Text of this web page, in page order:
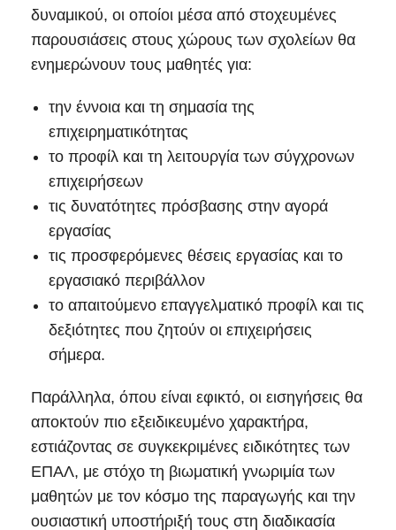
δυναμικού, οι οποίοι μέσα από στοχευμένες
παρουσιάσεις στους χώρους των σχολείων θα
ενημερώνουν τους μαθητές για:
την έννοια και τη σημασία της
επιχειρηματικότητας
το προφίλ και τη λειτουργία των σύγχρονων
επιχειρήσεων
τις δυνατότητες πρόσβασης στην αγορά
εργασίας
τις προσφερόμενες θέσεις εργασίας και το
εργασιακό περιβάλλον
το απαιτούμενο επαγγελματικό προφίλ και τις
δεξιότητες που ζητούν οι επιχειρήσεις
σήμερα.
Παράλληλα, όπου είναι εφικτό, οι εισηγήσεις θα
αποκτούν πιο εξειδικευμένο χαρακτήρα,
εστιάζοντας σε συγκεκριμένες ειδικότητες των
ΕΠΑΛ, με στόχο τη βιωματική γνωριμία των
μαθητών με τον κόσμο της παραγωγής και την
ουσιαστική υποστήριξή τους στη διαδικασία